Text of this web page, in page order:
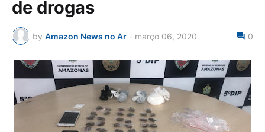
de drogas
by Amazon News no Ar - março 06, 2020 0